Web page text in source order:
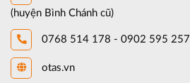
(huyện Bình Chánh cũ)
0768 514 178 - 0902 595 257
otas.vn